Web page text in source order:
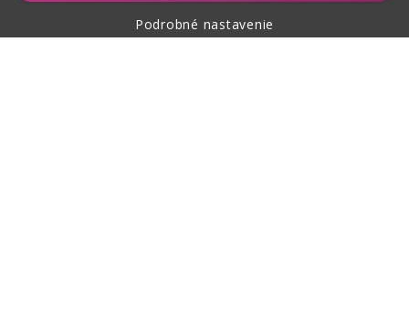
Podrobné nastavenie